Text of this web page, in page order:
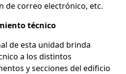
de correo electrónico, etc.
técnico
de esta unidad brinda
a los distintos
y secciones del edificio